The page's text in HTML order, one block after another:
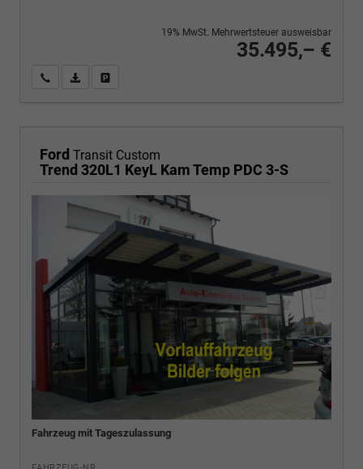
35.495,– €
19% MwSt. Mehrwertsteuer ausweisbar
Wir rufen Sie anPDF-Fahrzeugexposé drucken
Ford Transit Custom
Trend 320L1 KeyL Kam Temp PDC 3-S
Fahrzeug mit Tageszulassung